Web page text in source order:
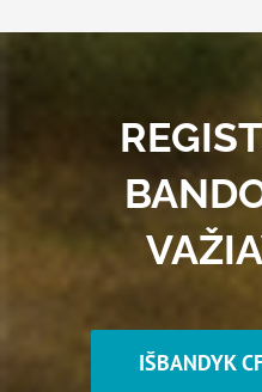
IŠBANDYK